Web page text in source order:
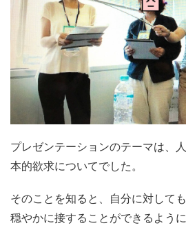
プレゼンテーションのテーマは、
本的欲求についてでした。
そのことを知ると、自分に対して
穏やかに接することができるように